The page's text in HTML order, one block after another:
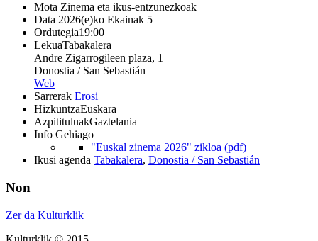
Mota Zinema eta ikus-entzunezkoak
Data 2026(e)ko Ekainak 5
Ordutegia19:00
LekuaTabakalera
Andre Zigarrogileen plaza, 1
Donostia / San Sebastián
Web
Sarrerak Erosi
HizkuntzaEuskara
AzpitituluakGaztelania
Info Gehiago
"Euskal zinema 2026" zikloa (pdf)
Ikusi agenda Tabakalera, Donostia / San Sebastián
Non
Zer da Kulturklik